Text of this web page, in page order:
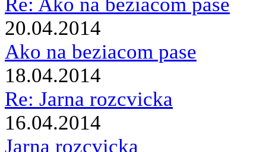
20.04.2014
Ako na beziacom pase
18.04.2014
Re: Jarna rozcvicka
16.04.2014
Jarna rozcvicka